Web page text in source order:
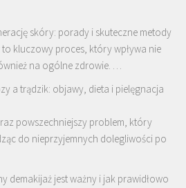
skóry: porady i skuteczne metody
kluczowy proces, który wpływa nie
na ogólne zdrowie. …
a trądzik: objawy, dieta i pielęgnacja
powszechniejszy problem, który
do nieprzyjemnych dolegliwości po
demakijaż jest ważny i jak prawidłowo